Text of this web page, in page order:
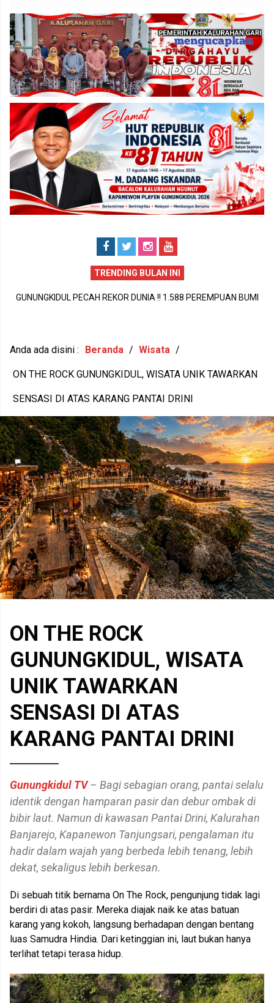
TRENDING BULAN INI
PERISTIWA DUKA DI SIDOHARJO TEPUS GUNUNGKIDUL MENJADI
Anda ada disini : Beranda / Wisata /
ON THE ROCK GUNUNGKIDUL, WISATA UNIK TAWARKAN
SENSASI DI ATAS KARANG PANTAI DRINI
ON THE ROCK
GUNUNGKIDUL, WISATA
UNIK TAWARKAN
SENSASI DI ATAS
KARANG PANTAI DRINI
Gunungkidul TV– Bagi sebagian orang, pantai selalu
identik dengan hamparan pasir dan debur ombak di
bibir laut. Namun di kawasan Pantai Drini, Kalurahan
Banjarejo, Kapanewon Tanjungsari, pengalaman itu
hadir dalam wajah yang berbeda lebih tenang, lebih
dekat, sekaligus lebih berkesan.
Di sebuah titik bernama On The Rock, pengunjung tidak lagi
berdiri di atas pasir. Mereka diajak naik ke atas batuan
karang yang kokoh, langsung berhadapan dengan bentang
luas Samudra Hindia. Dari ketinggian ini, laut bukan hanya
terlihat tetapi terasa hidup.